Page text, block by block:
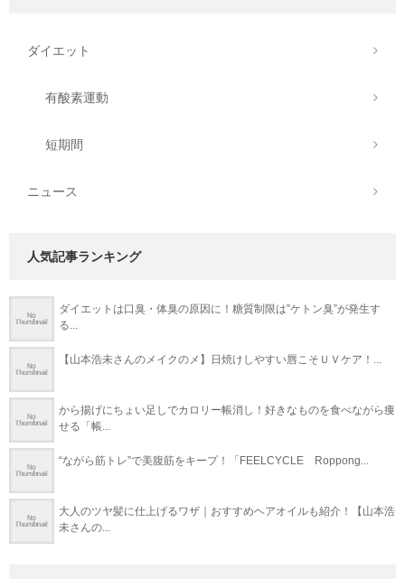
ダイエット
有酸素運動
短期間
ニュース
人気記事ランキング
ダイエットは口臭・体臭の原因に！糖質制限は”ケトン臭”が発生す
る...
【山本浩未さんのメイクのメ】日焼けしやすい唇こそＵＶケア！...
から揚げにちょい足しでカロリー帳消し！好きなものを食べながら痩
せる「帳...
“ながら筋トレ”で美腹筋をキープ！「FEELCYCLE Roppong...
大人のツヤ髪に仕上げるワザ｜おすすめヘアオイルも紹介！【山本浩
未さんの...